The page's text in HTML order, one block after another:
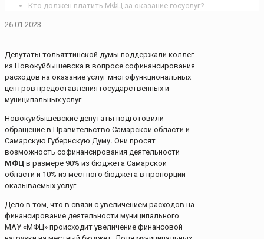
Кто должен платить МФЦ за оказание госуслуг?
26.01.2023
Депутаты тольяттинской думы поддержали коллег
из Новокуйбышевска в вопросе софинансирования
расходов на оказание услуг многофункциональных
центров предоставления государственных и
муниципальных услуг.
Новокуйбышевские депутаты подготовили
обращение в Правительство Самарской области и
Самарскую Губернскую Думу. Они просят
возможность софинансирования деятельности
МФЦ в размере 90% из бюджета Самарской
области и 10% из местного бюджета в пропорции
оказываемых услуг.
Дело в том, что в связи с увеличением расходов на
финансирование деятельности муниципального
МАУ «МФЦ» происходит увеличение финансовой